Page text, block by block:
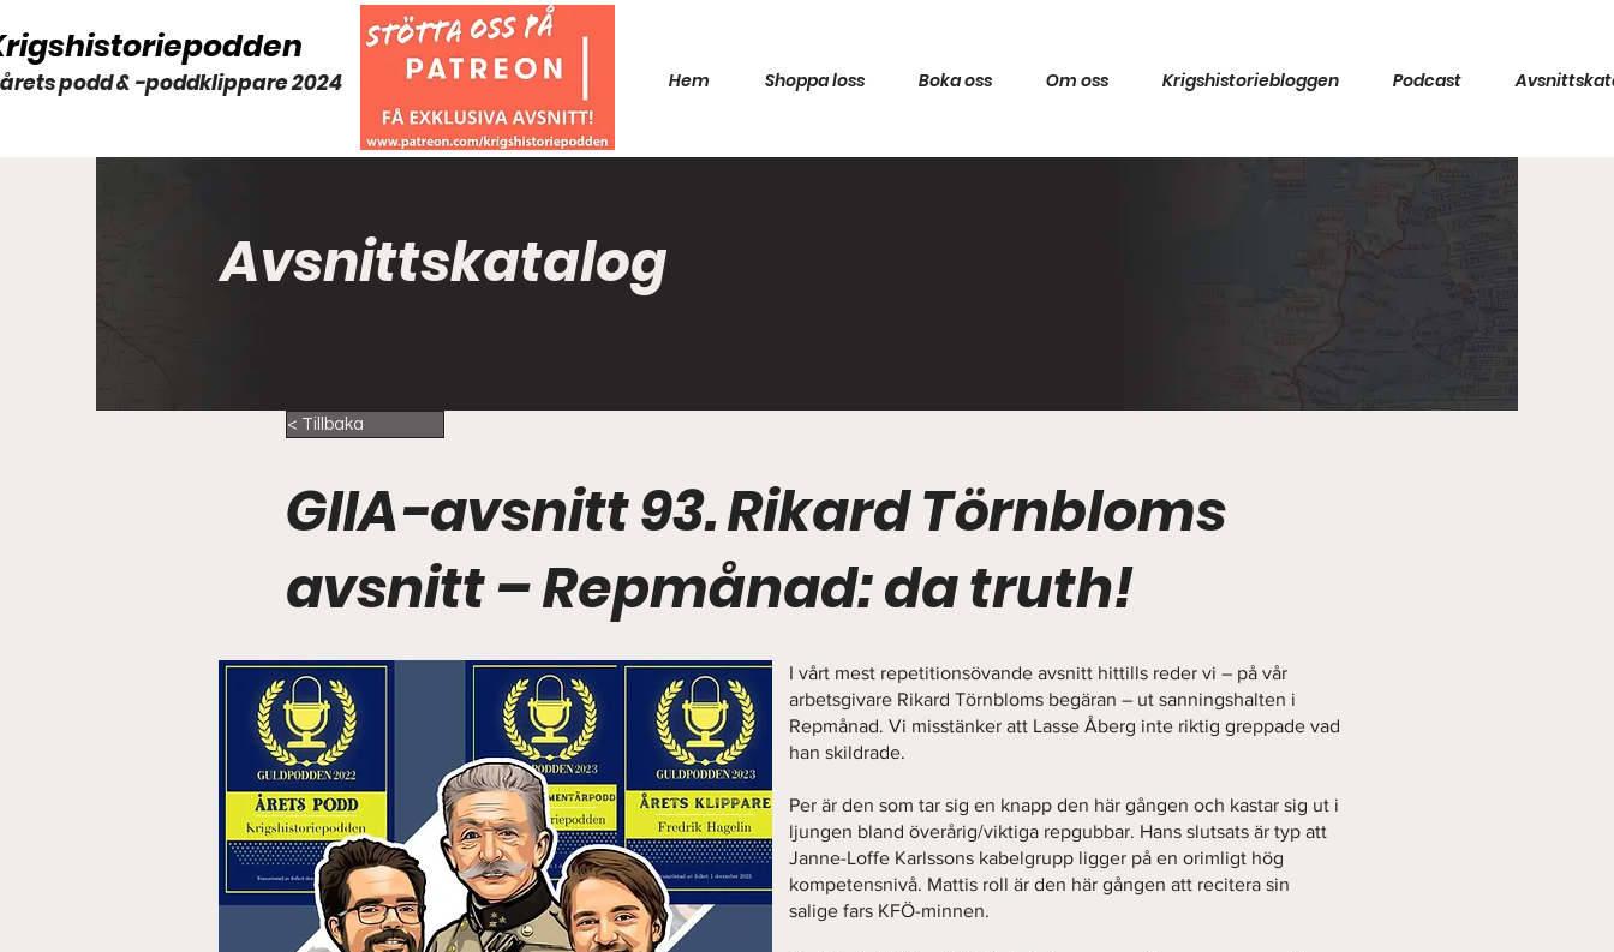
podd & -poddklippare 2024 Hem Shoppa loss Boka oss Om oss Krigshistoriebloggen Podcast
< Tillbaka
GIIA-avsnitt 93. Rikard Törnbloms
avsnitt – Repmånad: da truth!
I vårt mest repetitionsövande avsnitt hittills reder vi – på vår
arbetsgivare Rikard Törnbloms begäran – ut sanningshalten i
Repmånad. Vi misstänker att Lasse Åberg inte riktig greppade vad
han skildrade.
Per är den som tar sig en knapp den här gången och kastar sig ut i
ljungen bland överårig/viktiga repgubbar. Hans slutsats är typ att
Janne-Loffe Karlssons kabelgrupp ligger på en orimligt hög
kompetensnivå. Mattis roll är den här gången att recitera sin
salige fars KFÖ-minnen.
Avsnittskatalog